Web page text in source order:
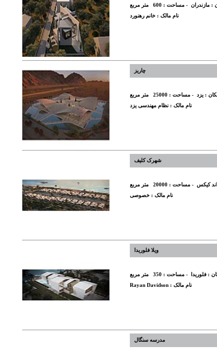
: مازندران - مساحت : 600 متر مربع
نام مالک : خانم رهنورد
چاریز
: یزد - مساحت : 25000 متر مربع
نام مالک : نظام مهندسی یزد
شهرک کلیف
کیکس - مساحت : 20000 متر مربع
نام مالک : خصوصی
ویلا فلوریدا
: فلوریدا - مساحت : 350 متر مربع
نام مالک : Rayan Davidson
مدرسه سنگال